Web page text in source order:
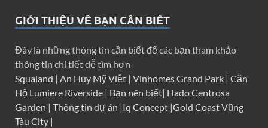
GIỚI THIỆU VỀ BẠN CẦN BIẾT
Đây là những thông tin cần biết để các bạn tham khảo
thông tin chi tiết dễ tìm hơn
Squaland | An Huy Mỹ Việt | Vinhomes Grand Park | Căn
Hộ Lumiere Riverside | Bạn nên biết| Hado Centrosa
Garden | Thông tin dự án |Iq Concept |Gold Coast Vũng
Tàu City |